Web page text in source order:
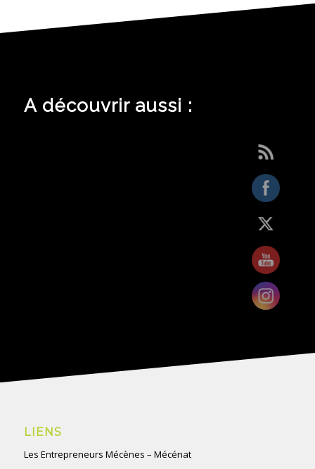
A découvrir aussi :
LIENS
Les Entrepreneurs Mécènes – Mécénat